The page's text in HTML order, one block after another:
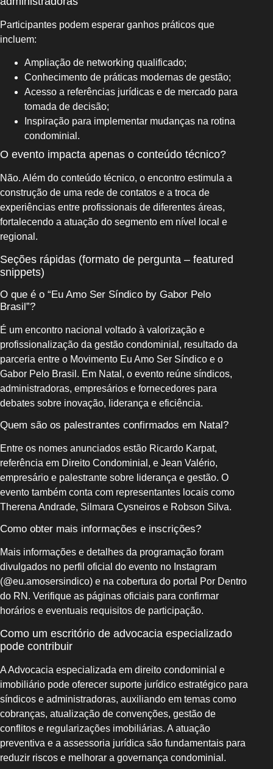
Participantes podem esperar ganhos práticos que
incluem:
Ampliação de networking qualificado;
Conhecimento de práticas modernas de gestão;
Acesso a referências jurídicas e de mercado para
tomada de decisão;
Inspiração para implementar mudanças na rotina
condominial.
O evento impacta apenas o conteúdo técnico?
Não. Além do conteúdo técnico, o encontro estimula a
construção de uma rede de contatos e a troca de
experiências entre profissionais de diferentes áreas,
fortalecendo a atuação do segmento em nível local e
regional.
Seções rápidas (formato de pergunta – featured
snippets)
O que é o “Eu Amo Ser Síndico by Gabor Pelo
Brasil”?
É um encontro nacional voltado à valorização e
profissionalização da gestão condominial, resultado da
parceria entre o Movimento Eu Amo Ser Síndico e o
Gabor Pelo Brasil. Em Natal, o evento reúne síndicos,
administradoras, empresários e fornecedores para
debates sobre inovação, liderança e eficiência.
Quem são os palestrantes confirmados em Natal?
Entre os nomes anunciados estão Ricardo Karpat,
referência em Direito Condominial, e Jean Valério,
empresário e palestrante sobre liderança e gestão. O
evento também conta com representantes locais como
Therena Andrade, Silmara Cysneiros e Robson Silva.
Como obter mais informações e inscrições?
Mais informações e detalhes da programação foram
divulgados no perfil oficial do evento no Instagram
(@eu.amosersindico) e na cobertura do portal Por Dentro
do RN. Verifique as páginas oficiais para confirmar
horários e eventuais requisitos de participação.
Como um escritório de advocacia especializado
pode contribuir
A Advocacia especializada em direito condominial e
imobiliário pode oferecer suporte jurídico estratégico para
síndicos e administradoras, auxiliando em temas como
cobranças, atualização de convenções, gestão de
conflitos e regularizações imobiliárias. A atuação
preventiva e a assessoria jurídica são fundamentais para
reduzir riscos e melhorar a governança condominial.